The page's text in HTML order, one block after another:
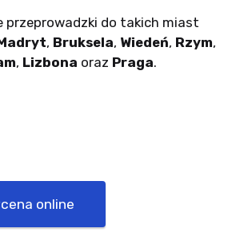
przeprowadzki do takich miast
, Bruksela, Wiedeń, Rzym,
, Lizbona oraz Praga.
online